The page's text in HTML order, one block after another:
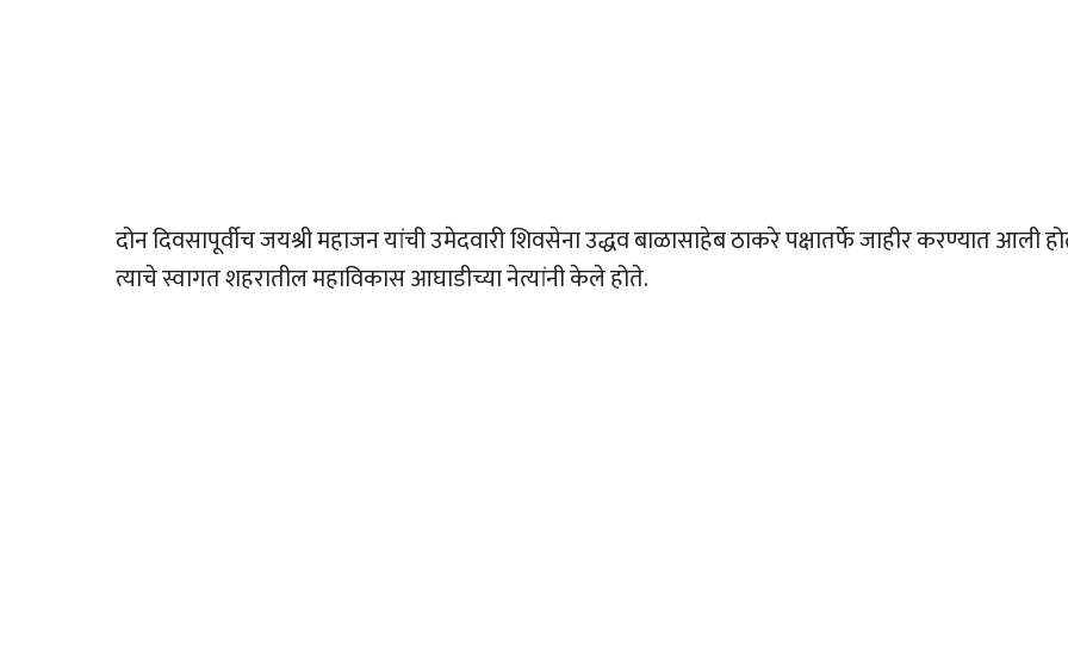
दोन दिवसापूर्वीच जयश्री महाजन यांची उमेदवारी शिवसेना उद्धव बाळासाहेब ठाकरे पक्षातर्फे जाहीर करण्यात आली
त्याचे स्वागत शहरातील महाविकास आघाडीच्या नेत्यांनी केले होते.